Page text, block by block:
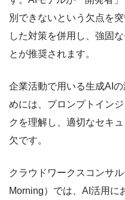
別できないという欠点を
した対策を併用し、強固
とが推奨されます。
企業活動で用いる生成AI
めには、プロンプトイン
クを理解し、適切なセキ
欠です。
クラウドワークスコンサ
Morning）では、AI活用に